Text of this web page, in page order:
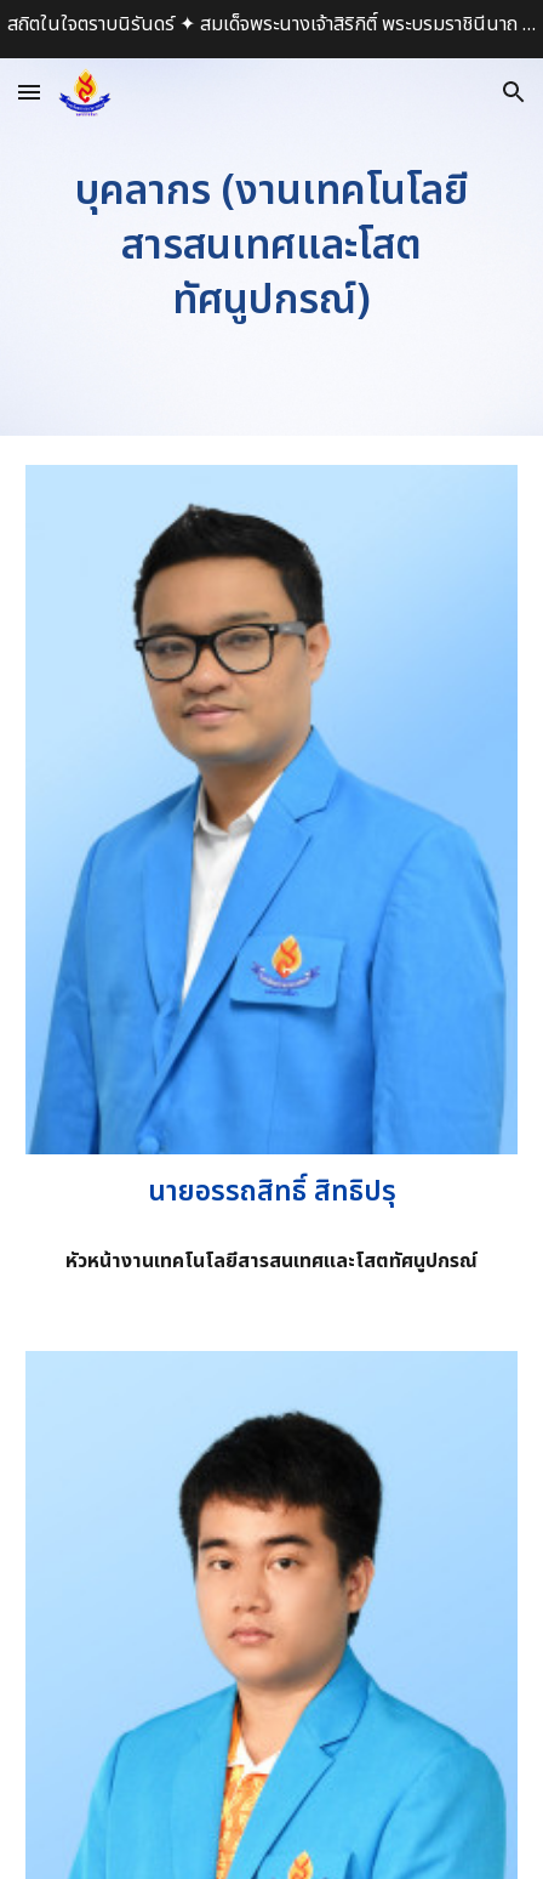
สถิตในใจตราบนิรันดร์ ✦ สมเด็จพระนางเจ้าสิริกิติ์ พระบรมราชินีนาถ พระบรมราชชนนีพันปีหลวง ✦
บุคลากร (งานเทคโนโลยี
สารสนเทศและโสต
ทัศนูปกรณ์)
นายอรรถสิทธิ์ สิทธิปรุ
หัวหน้างานเทคโนโลยีสารสนเทศและโสตทัศนูปกรณ์